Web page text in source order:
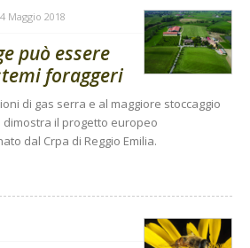
4 Maggio 2018
può essere
foraggeri
di gas serra e al maggiore stoccaggio
dimostra il progetto europeo
dal Crpa di Reggio Emilia.